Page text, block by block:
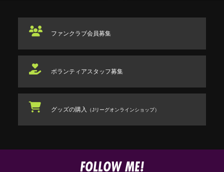
ファンクラブ会員募集
ボランティアスタッフ募集
グッズの購入 （Jリーグオンラインショップ）
FOLLOW ME!